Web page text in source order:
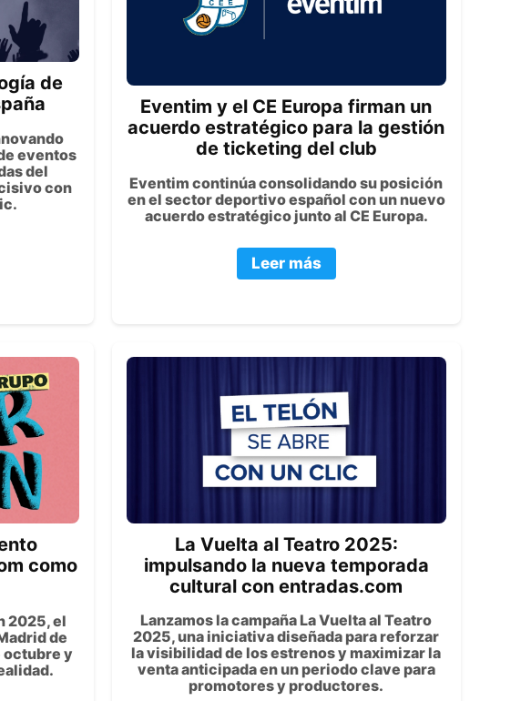
de
eventos
del
con
Eventim y el CE Europa firman un
acuerdo estratégico para la gestión
de ticketing del club
Eventim continúa consolidando su posición
en el sector deportivo español con un nuevo
acuerdo estratégico junto al CE Europa.
Leer más
como
2025, el
de
octubre y
La Vuelta al Teatro 2025:
impulsando la nueva temporada
cultural con entradas.com
Lanzamos la campaña La Vuelta al Teatro
2025, una iniciativa diseñada para reforzar
la visibilidad de los estrenos y maximizar la
venta anticipada en un periodo clave para
promotores y productores.